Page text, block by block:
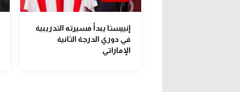
إنييستا يبدأ مسيرته التدريبية
في دوري الدرجة الثانية
الإماراتي